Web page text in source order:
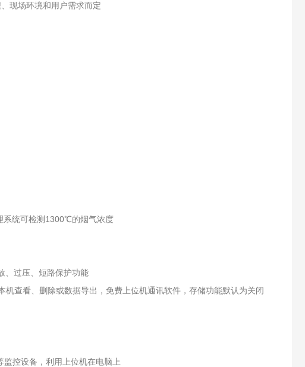
现场环境和用户需求而定
系统可检测1300℃的烟气浓度
、过压、短路保护功能
查看、删除或数据导出，免费上位机通讯软件，存储功能默认为关闭
控设备，利用上位机在电脑上